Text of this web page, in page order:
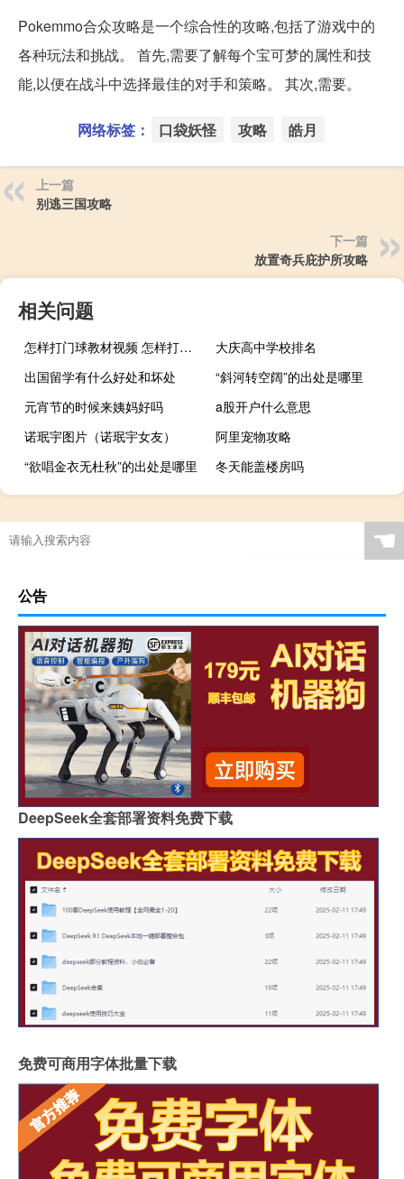
Pokemmo合众攻略是一个综合性的攻略,包括了游戏中的
各种玩法和挑战。 首先,需要了解每个宝可梦的属性和技
能,以便在战斗中选择最佳的对手和策略。 其次,需要。
网络标签： 口袋妖怪 攻略 皓月
上一篇
别逃三国攻略
下一篇
放置奇兵庇护所攻略
相关问题
怎样打门球教材视频 怎样打门球
大庆高中学校排名
出国留学有什么好处和坏处
“斜河转空阔”的出处是哪里
元宵节的时候来姨妈好吗
a股开户什么意思
诺珉宇图片（诺珉宇女友）
阿里宠物攻略
“欲唱金衣无杜秋”的出处是哪里
冬天能盖楼房吗
☚
公告
DeepSeek全套部署资料免费下载
免费可商用字体批量下载